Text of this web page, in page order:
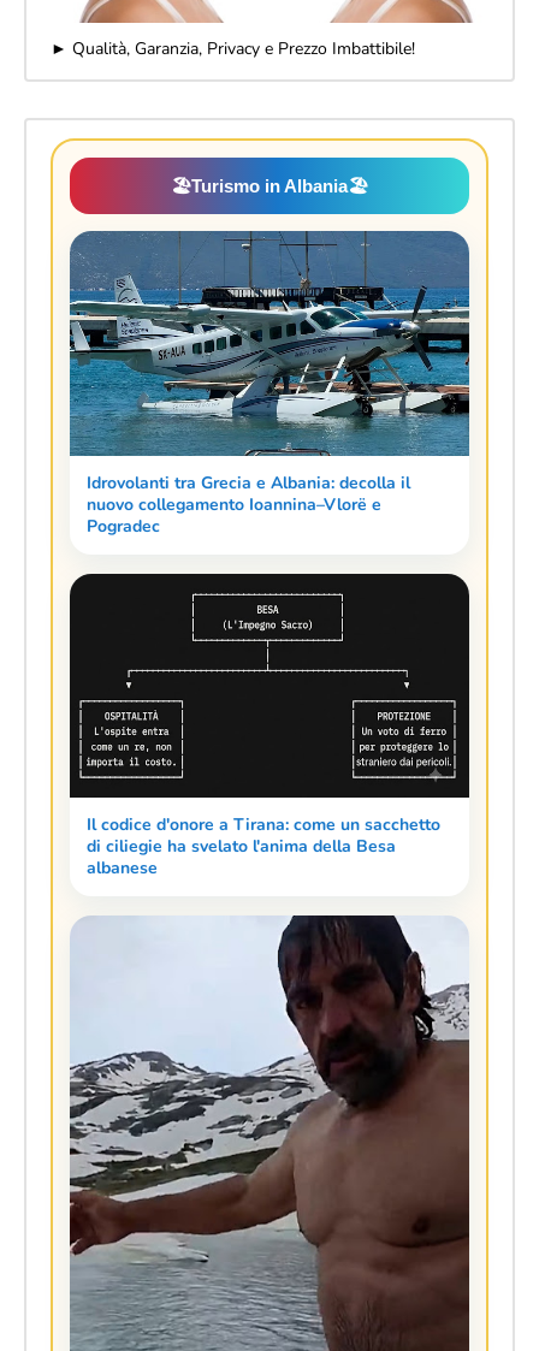
► Qualità, Garanzia, Privacy e Prezzo Imbattibile!
🏖️Turismo in Albania🏖️
Idrovolanti tra Grecia e Albania: decolla il
nuovo collegamento Ioannina–Vlorë e
Pogradec
Il codice d'onore a Tirana: come un sacchetto
di ciliegie ha svelato l'anima della Besa
albanese